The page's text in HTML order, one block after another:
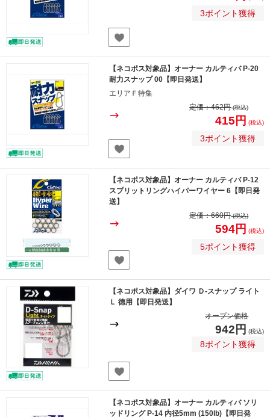
3ポイント獲得
【ネコポス対象品】オーナー カルティバ P-20
耐力スナップ 00【即日発送】
エリアＦ特集
定価：462円(税込)
415円 (税込)
3ポイント獲得
【ネコポス対象品】オーナー カルティバ P-12
スプリットリングハイパーワイヤー 6【即日発
送】
定価：660円(税込)
594円 (税込)
5ポイント獲得
【ネコポス対象品】ダイワ Ｄ-スナップ ライト
Ｌ 徳用【即日発送】
オープン価格
942円 (税込)
8ポイント獲得
【ネコポス対象品】オーナー カルティバ ソリ
ッドリング P-14 内径5mm (150lb)【即日発